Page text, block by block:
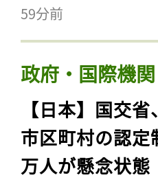
59分前
政府・国際機
【日本】国交
市区町村の認
万人が懸念状態